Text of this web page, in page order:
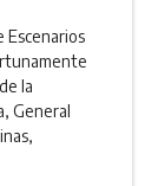
Escenarios
la
General